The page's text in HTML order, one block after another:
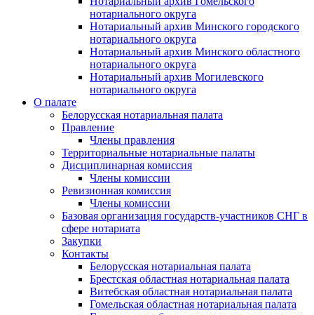
нотариального округа
Нотариальный архив Минского городского
нотариального округа
Нотариальный архив Минского областного
нотариального округа
Нотариальный архив Могилевского
нотариального округа
О палате
Белорусская нотариальная палата
Правление
Члены правления
Территориальные нотариальные палаты
Дисциплинарная комиссия
Члены комиссии
Ревизионная комиссия
Члены комиссии
Базовая организация государств-участников СНГ в
сфере нотариата
Закупки
Контакты
Белорусская нотариальная палата
Брестская областная нотариальная палата
Витебская областная нотариальная палата
Гомельская областная нотариальная палата